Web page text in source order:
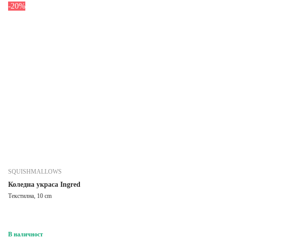
-20%
SQUISHMALLOWS
Коледна украса Ingred
Текстилна, 10 cm
В наличност